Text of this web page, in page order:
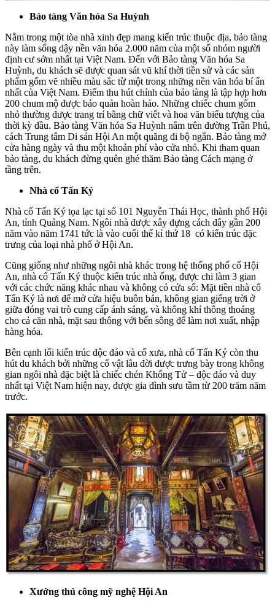
Bảo tàng Văn hóa Sa Huỳnh
Nằm trong một tòa nhà xinh đẹp mang kiến trúc thuộc địa, bảo tàng
này làm sống dậy nền văn hóa 2.000 năm của một số nhóm người
định cư sớm nhất tại Việt Nam. Đến với Bảo tàng Văn hóa Sa
Huỳnh, du khách sẽ được quan sát vũ khí thời tiền sử và các sản
phẩm gốm vẽ nhiều màu sắc từ một trong những nền văn hóa bí ẩn
nhất của Việt Nam. Điểm thu hút chính của bảo tàng là tập hợp hơn
200 chum mộ được bảo quản hoàn hảo. Những chiếc chum gốm
nhỏ thường được trang trí bằng chữ viết và hoa văn biểu tượng của
thời kỳ đầu. Bảo tàng Văn hóa Sa Huỳnh nằm trên đường Trần Phú,
cách Trung tâm Di sản Hội An một quãng đi bộ ngắn. Bảo tàng mở
cửa hàng ngày và thu một khoản phí vào cửa nhỏ. Khi tham quan
bảo tàng, du khách đừng quên ghé thăm Bảo tàng Cách mạng ở
tầng trên.
Nhà cổ Tấn Ký
Nhà cổ Tấn Ký tọa lạc tại số 101 Nguyễn Thái Học, thành phố Hội
An, tỉnh Quảng Nam. Ngôi nhà được xây dựng cách đây gần 200
năm vào năm 1741 tức là vào cuối thể kỉ thứ 18 có kiến trúc đặc
trưng của loại nhà phố ở Hội An.
Cũng giống như những ngôi nhà khác trong hệ thống phố cố Hội
An, nhà cổ Tấn Ký thuộc kiến trúc nhà ống, được chi làm 3 gian
với các chức năng khác nhau và không có cửa sổ: Mặt tiền nhà cổ
Tấn Ký là nơi để mở cửa hiệu buôn bán, không gian giếng trời ở
giữa đóng vai trò cung cấp ánh sáng, và không khí thông thoáng
cho cả căn nhà, mặt sau thông với bến sông để làm nơi xuất, nhập
hàng hóa.
Bên cạnh lối kiến trúc độc đáo và cổ xưa, nhà cổ Tấn Ký còn thu
hút du khách bởi những cổ vật lâu đời được trưng bày trong không
gian ngôi nhà đặc biệt là chiếc chén Khổng Tử – độc đáo và duy
nhất tại Việt Nam hiện nay, được gia đình sưu tầm từ 200 trăm năm
trước.
Xưởng thủ công mỹ nghệ Hội An